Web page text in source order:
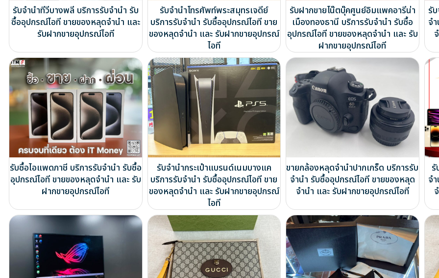
รับจำนำทีวีบางพลี บริการรับจำนำ รับ
ซื้ออุปกรณ์ไอที ขายของหลุดจำนำ และ
รับฝากขายอุปกรณ์ไอที
รับจำนำโทรศัพท์พระสมุทรเจดีย์
บริการรับจำนำ รับซื้ออุปกรณ์ไอที ขาย
ของหลุดจำนำ และ รับฝากขายอุปกรณ์
ไอที
รับฝากขายโน๊ตบุ๊คศูนย์อิมแพคอารีน่า
เมืองทองธานี บริการรับจำนำ รับซื้อ
อุปกรณ์ไอที ขายของหลุดจำนำ และ รับ
ฝากขายอุปกรณ์ไอที
รั
จ
รับซื้อไอแพดภาชี บริการรับจำนำ รับซื้อ
อุปกรณ์ไอที ขายของหลุดจำนำ และ รับ
ฝากขายอุปกรณ์ไอที
รับจำนำกระเป๋าแบรนด์เนมบางแค
บริการรับจำนำ รับซื้ออุปกรณ์ไอที ขาย
ของหลุดจำนำ และ รับฝากขายอุปกรณ์
ไอที
ขายกล้องหลุดจำนำปากเกร็ด บริการรับ
จำนำ รับซื้ออุปกรณ์ไอที ขายของหลุด
จำนำ และ รับฝากขายอุปกรณ์ไอที
จ